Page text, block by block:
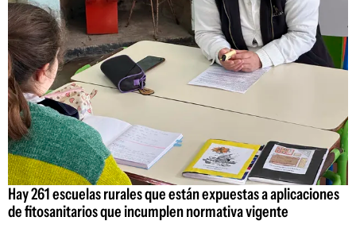
Hay 261 escuelas rurales que están expuestas a aplicaciones
de fitosanitarios que incumplen normativa vigente